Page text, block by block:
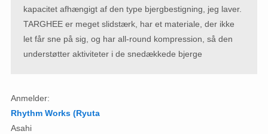
kapacitet afhængigt af den type bjergbestigning, jeg laver.
TARGHEE er meget slidstærk, har et materiale, der ikke
let får sne på sig, og har all-round kompression, så den
understøtter aktiviteter i de snedækkede bjerge
Anmelder:
Rhythm Works (Ryuta
Asahi